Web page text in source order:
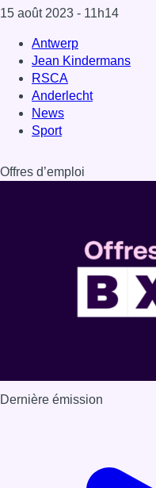
15 août 2023 - 11h14
Antwerp
Jean Kindermans
RSCA
Anderlecht
News
Sport
Offres d’emploi
Dernière émission